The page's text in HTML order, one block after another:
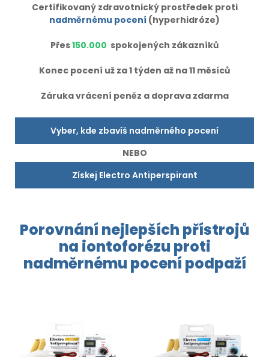
Certifikovaný zdravotnický prostředek proti
nadměrnému pocení (hyperhidróze)
Přes150.000 spokojených zákazníků
Konec pocení už za 1 týden až na 11 měsíců
Záruka vrácení peněz a doprava zdarma
Vyber, kde zbavíš nadměrného pocení
NEBO
Získej Electro Antiperspirant
Porovnání nejlepších přístrojů
na iontoforézu proti
nadměrnému pocení podpaží